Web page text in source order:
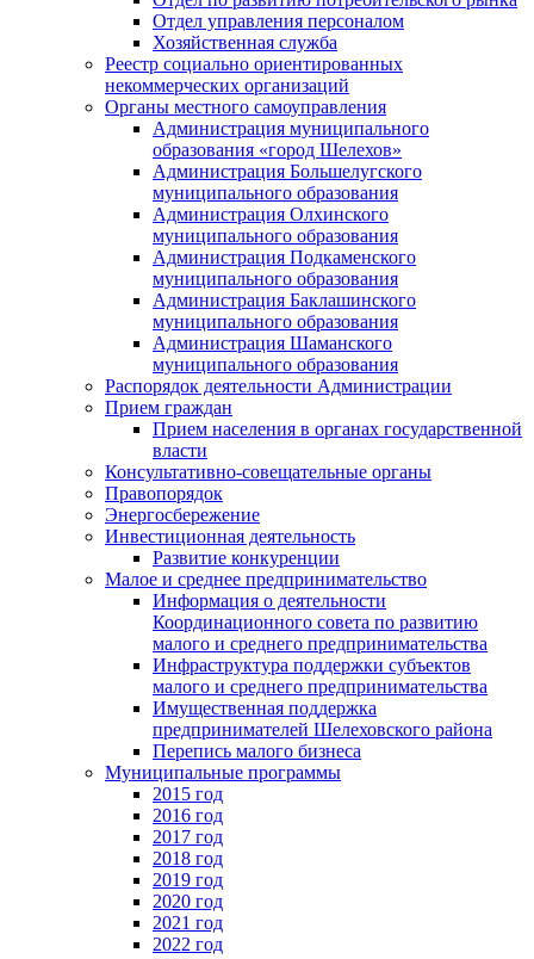
Отдел управления персоналом
Хозяйственная служба
Реестр социально ориентированных
некоммерческих организаций
Органы местного самоуправления
Администрация муниципального
образования «город Шелехов»
Администрация Большелугского
муниципального образования
Администрация Олхинского
муниципального образования
Администрация Подкаменского
муниципального образования
Администрация Баклашинского
муниципального образования
Администрация Шаманского
муниципального образования
Распорядок деятельности Администрации
Прием граждан
Прием населения в органах государственной
власти
Консультативно-совещательные органы
Правопорядок
Энергосбережение
Инвестиционная деятельность
Развитие конкуренции
Малое и среднее предпринимательство
Информация о деятельности
Координационного совета по развитию
малого и среднего предпринимательства
Инфраструктура поддержки субъектов
малого и среднего предпринимательства
Имущественная поддержка
предпринимателей Шелеховского района
Перепись малого бизнеса
Муниципальные программы
2015 год
2016 год
2017 год
2018 год
2019 год
2020 год
2021 год
2022 год